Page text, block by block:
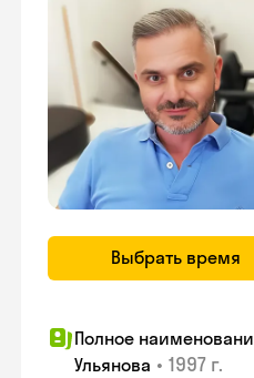
Выбрать время
Полное
Ульянова • 1997 г.